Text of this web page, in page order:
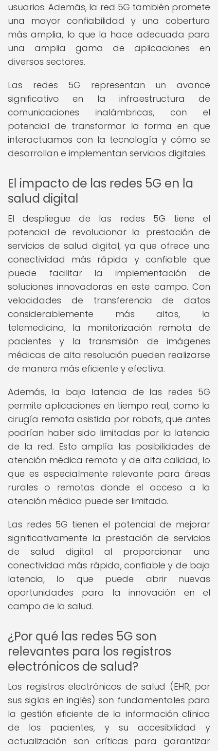
usuarios. Además, la red 5G también promete
una mayor confiabilidad y una cobertura
más amplia, lo que la hace adecuada para
una amplia gama de aplicaciones en
diversos sectores.
Las redes 5G representan un avance
significativo en la infraestructura de
comunicaciones inalámbricas, con el
potencial de transformar la forma en que
interactuamos con la tecnología y cómo se
desarrollan e implementan servicios digitales.
El impacto de las redes 5G en la
salud digital
El despliegue de las redes 5G tiene el
potencial de revolucionar la prestación de
servicios de salud digital, ya que ofrece una
conectividad más rápida y confiable que
puede facilitar la implementación de
soluciones innovadoras en este campo. Con
velocidades de transferencia de datos
considerablemente más altas, la
telemedicina, la monitorización remota de
pacientes y la transmisión de imágenes
médicas de alta resolución pueden realizarse
de manera más eficiente y efectiva.
Además, la baja latencia de las redes 5G
permite aplicaciones en tiempo real, como la
cirugía remota asistida por robots, que antes
podrían haber sido limitadas por la latencia
de la red. Esto amplía las posibilidades de
atención médica remota y de alta calidad, lo
que es especialmente relevante para áreas
rurales o remotas donde el acceso a la
atención médica puede ser limitado.
Las redes 5G tienen el potencial de mejorar
significativamente la prestación de servicios
de salud digital al proporcionar una
conectividad más rápida, confiable y de baja
latencia, lo que puede abrir nuevas
oportunidades para la innovación en el
campo de la salud.
¿Por qué las redes 5G son
relevantes para los registros
electrónicos de salud?
Los registros electrónicos de salud (EHR, por
sus siglas en inglés) son fundamentales para
la gestión eficiente de la información clínica
de los pacientes, y su accesibilidad y
actualización son críticas para garantizar